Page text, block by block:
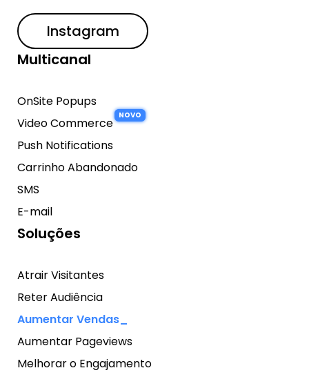
Instagram
Multicanal
OnSite Popups
Video Commerce
Push Notifications
Carrinho Abandonado
SMS
E-mail
Soluções
Atrair Visitantes
Reter Audiência
Aumentar Vendas
Aumentar Pageviews
Melhorar o Engajamento